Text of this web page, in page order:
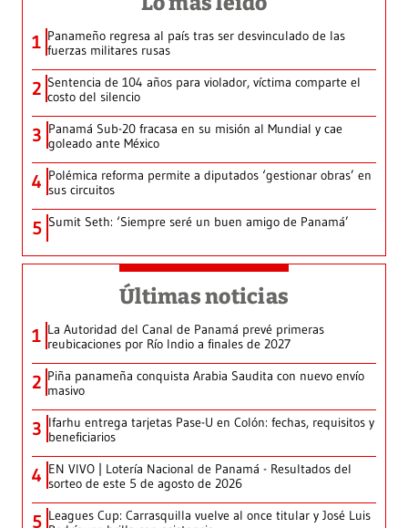
1 Panameño regresa al país tras ser desvinculado de las
fuerzas militares rusas
2 Sentencia de 104 años para violador, víctima comparte el
costo del silencio
3 Panamá Sub-20 fracasa en su misión al Mundial y cae
goleado ante México
4 Polémica reforma permite a diputados ‘gestionar obras’ en
sus circuitos
5 Sumit Seth: ‘Siempre seré un buen amigo de Panamá’
Últimas noticias
1 La Autoridad del Canal de Panamá prevé primeras
reubicaciones por Río Indio a finales de 2027
2 Piña panameña conquista Arabia Saudita con nuevo envío
masivo
3 Ifarhu entrega tarjetas Pase-U en Colón: fechas, requisitos y
beneficiarios
4 EN VIVO | Lotería Nacional de Panamá - Resultados del
sorteo de este 5 de agosto de 2026
5 Leagues Cup: Carrasquilla vuelve al once titular y José Luis